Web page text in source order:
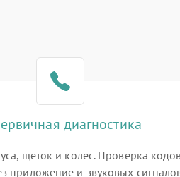
сбои диагностика
щеток и колес. Проверка
приложение и звуковых